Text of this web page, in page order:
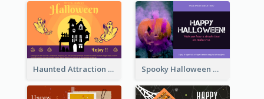
Haunted Attraction Themed Halloween Card Spooky Halloween Greeting Card